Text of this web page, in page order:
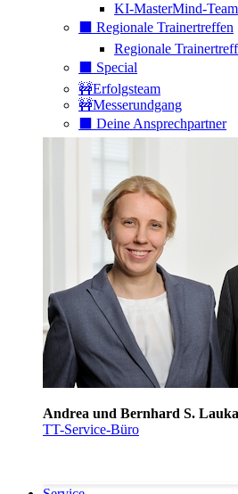
KI-MasterMind-Team
⬛️ Regionale Trainertreffen
Regionale
⬛️ Special
🚧Erfolgsteam
🚧Messerundgang
⬛️ Deine Ansprechpartner
Andrea und Bernhard S.
TT-Service-Büro